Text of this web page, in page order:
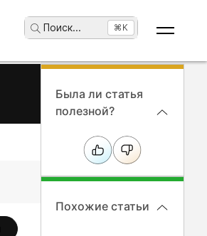
Поиск... ⌘K
Была ли статья
полезной?
Похожие статьи